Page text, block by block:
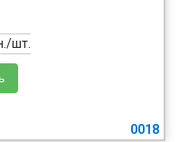
шт.
0018